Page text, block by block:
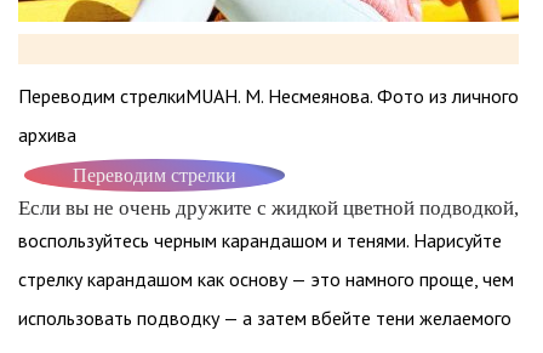
Переводим стрелкиMUAH. М. Несмеянова. Фото из личного
архива
Переводим стрелки
Если вы не очень дружите с жидкой цветной подводкой,
воспользуйтесь черным карандашом и тенями. Нарисуйте
стрелку карандашом как основу — это намного проще, чем
использовать подводку — а затем вбейте тени желаемого